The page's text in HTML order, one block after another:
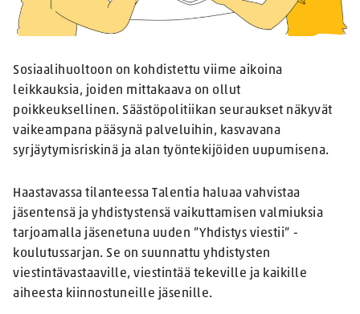
Sosiaalihuoltoon on kohdistettu viime aikoina
leikkauksia, joiden mittakaava on ollut
poikkeuksellinen. Säästöpolitiikan seuraukset näkyvät
vaikeampana pääsynä palveluihin, kasvavana
syrjäytymisriskinä ja alan työntekijöiden uupumisena.
Haastavassa tilanteessa Talentia haluaa vahvistaa
jäsentensä ja yhdistystensä vaikuttamisen valmiuksia
tarjoamalla jäsenetuna uuden ”Yhdistys viestii” -
koulutussarjan. Se on suunnattu yhdistysten
viestintävastaaville, viestintää tekeville ja kaikille
aiheesta kiinnostuneille jäsenille.